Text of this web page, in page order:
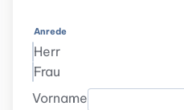
Anrede
Herr
Frau
Vorname